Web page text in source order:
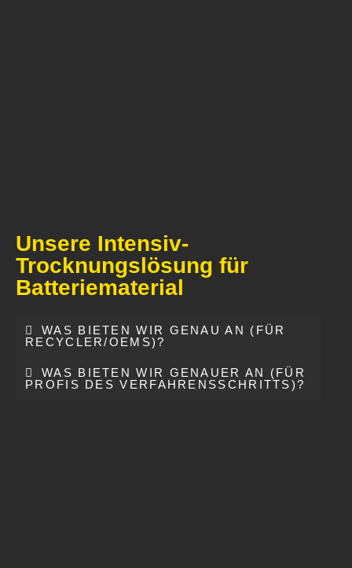
Unsere Intensiv-
Trocknungslösung für
Batteriematerial
WAS BIETEN WIR GENAU AN (FÜR
RECYCLER/OEMS)?
WAS BIETEN WIR GENAUER AN (FÜR
PROFIS DES VERFAHRENSSCHRITTS)?